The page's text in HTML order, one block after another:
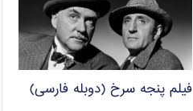
فیلم پنجه سرخ (دوبله فارسی)